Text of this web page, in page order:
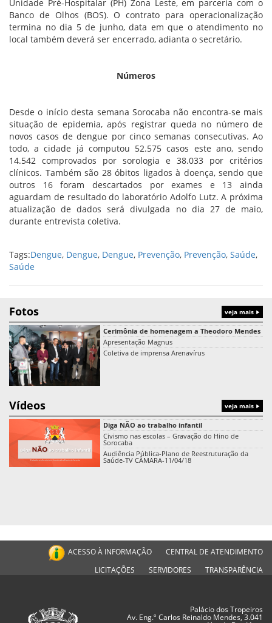
Unidade Pré-Hospitalar (PH) Zona Leste, em parceria com o
Banco de Olhos (BOS). O contrato para operacionalização
termina no dia 5 de junho, data em que o atendimento no
local também deverá ser encerrado, adianta o secretário.
Números
Desde o início desta semana Sorocaba não encontra-se mais
situação de epidemia, após registrar queda no número de
novos casos de dengue por cinco semanas consecutivas. Ao
todo, a cidade já computou 52.575 casos este ano, sendo
14.542 comprovados por sorologia e 38.033 por critérios
clínicos. Também são 28 óbitos ligados à doença, sendo que
outros 16 foram descartados por exames e 13 ainda
aguardam de resultado do laboratório Adolfo Lutz. A próxima
atualização de dados será divulgada no dia 27 de maio,
durante entrevista coletiva.
Tags:Dengue, Dengue, Dengue, Prevenção, Prevenção, Saúde,
Saúde
Fotos veja mais
Cerimônia de homenagem a Theodoro Mendes
Apresentação Magnus
Coletiva de imprensa Arenavírus
Vídeos veja mais
Diga NÃO ao trabalho infantil
Civismo nas escolas – Gravação do Hino de
Sorocaba
Audiência Pública-Plano de Reestruturação da
Saúde-TV CÂMARA-11/04/18
ACESSO À INFORMAÇÃO
CENTRAL DE ATENDIMENTO
LICITAÇÕES
SERVIDORES TRANSPARÊNCIA
Palácio dos Tropeiros
Av. Eng.º Carlos Reinaldo Mendes, 3.041